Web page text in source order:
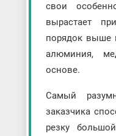
свои
вырастает
порядок выше
алюминия,
основе.
Самый
заказчика
резку